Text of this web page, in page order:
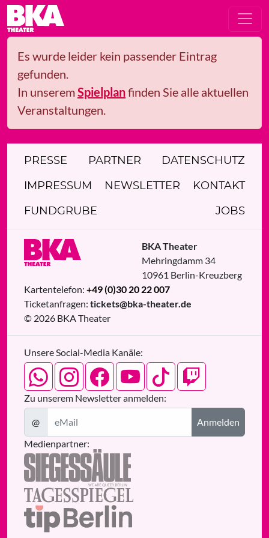
Es wurde leider kein passender Eintrag
gefunden.
In unseremSpielplanfinden Sie alle aktuellen
Veranstaltungen.
PRESSE PARTNER DATENSCHUTZ
IMPRESSUM NEWSLETTER KONTAKT
FUNDGRUBE JOBS
BKA Theater
Mehringdamm 34
10961 Berlin-Kreuzberg
Kartentelefon: +49 (0)30 20 22 007
Ticketanfragen: tickets@bka-theater.de
© 2026 BKA Theater
Unsere Social-Media Kanäle:
Zu unserem Newsletter anmelden:
@
Anmelden
Medienpartner: